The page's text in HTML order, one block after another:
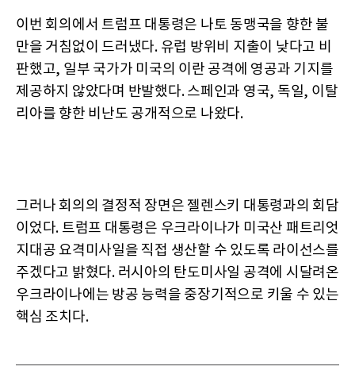
이번 회의에서 트럼프 대통령은 나토 동맹국을 향한 불
만을 거침없이 드러냈다. 유럽 방위비 지출이 낮다고 비
판했고, 일부 국가가 미국의 이란 공격에 영공과 기지를
제공하지 않았다며 반발했다. 스페인과 영국, 독일, 이탈
리아를 향한 비난도 공개적으로 나왔다.
그러나 회의의 결정적 장면은 젤렌스키 대통령과의 회담
이었다. 트럼프 대통령은 우크라이나가 미국산 패트리엇
지대공 요격미사일을 직접 생산할 수 있도록 라이선스를
주겠다고 밝혔다. 러시아의 탄도미사일 공격에 시달려온
우크라이나에는 방공 능력을 중장기적으로 키울 수 있는
핵심 조치다.